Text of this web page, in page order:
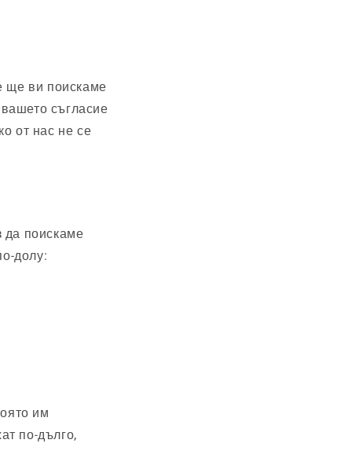
ще ви поискаме
съгласие
от нас не се
да поискаме
долу:
им
по-дълго,